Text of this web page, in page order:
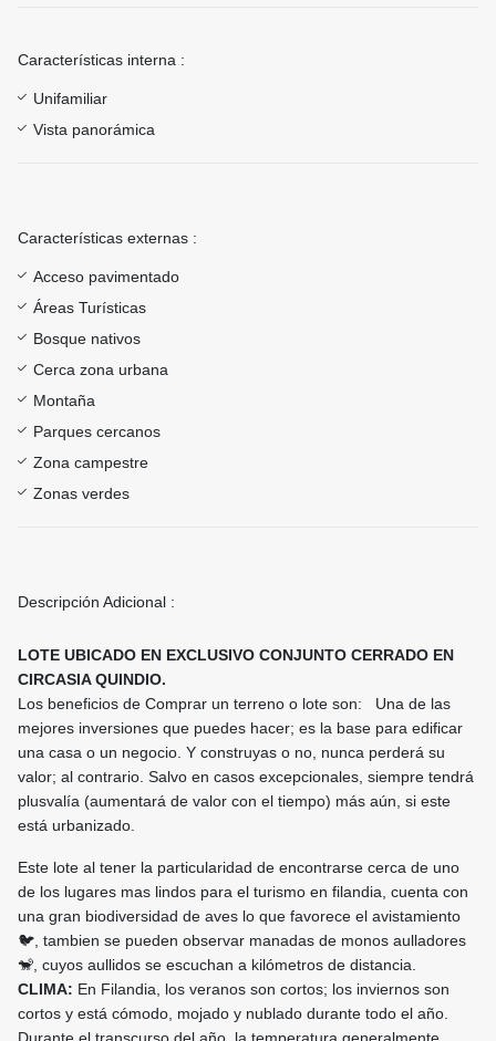
Características interna :
Unifamiliar
Vista panorámica
Características externas :
Acceso pavimentado
Áreas Turísticas
Bosque nativos
Cerca zona urbana
Montaña
Parques cercanos
Zona campestre
Zonas verdes
Descripción Adicional :
LOTE UBICADO EN EXCLUSIVO CONJUNTO CERRADO EN
CIRCASIA QUINDIO.
Los beneficios de Comprar un terreno o lote son: Una de las
mejores inversiones que puedes hacer; es la base para edificar
una casa o un negocio. Y construyas o no, nunca perderá su
valor; al contrario. Salvo en casos excepcionales, siempre tendrá
plusvalía (aumentará de valor con el tiempo) más aún, si este
está urbanizado.
Este lote al tener la particularidad de encontrarse cerca de uno
de los lugares mas lindos para el turismo en filandia, cuenta con
una gran biodiversidad de aves lo que favorece el avistamiento
🐦, tambien se pueden observar manadas de monos aulladores
🐒, cuyos aullidos se escuchan a kilómetros de distancia.
CLIMA: En Filandia, los veranos son cortos; los inviernos son
cortos y está cómodo, mojado y nublado durante todo el año.